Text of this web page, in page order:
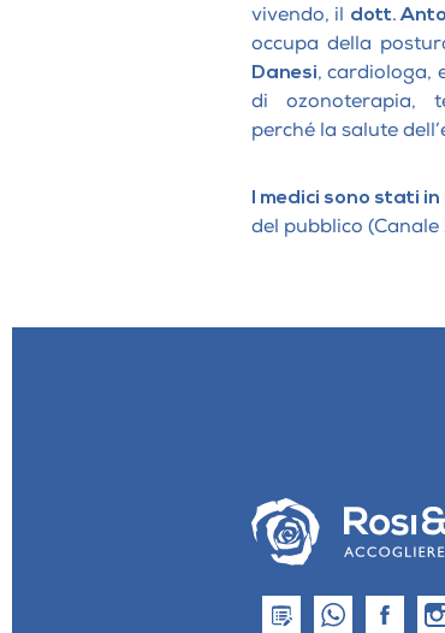
vivendo, il dott.
occupa della
Danesi, cardiologa,
di ozonoterapia,
perché la salute
I medici sono stati
del pubblico